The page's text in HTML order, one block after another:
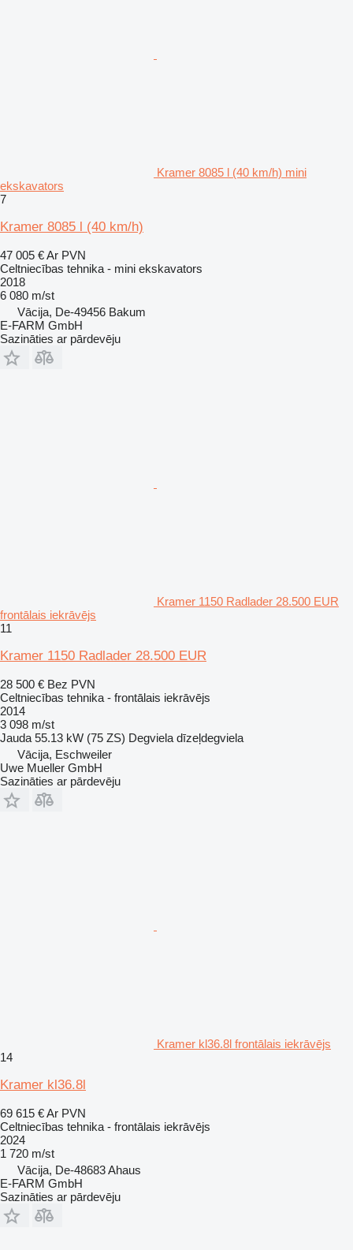
Kramer 8085 l (40 km/h) mini
ekskavators
7
Kramer 8085 l (40 km/h)
47 005 €Ar PVN
Celtniecības tehnika - mini ekskavators
2018
6 080 m/st
Vācija, De-49456 Bakum
E-FARM GmbH
Sazināties ar pārdevēju
Kramer 1150 Radlader 28.500 EUR
frontālais iekrāvējs
11
Kramer 1150 Radlader 28.500 EUR
28 500 € Bez PVN
Celtniecības tehnika - frontālais iekrāvējs
2014
3 098 m/st
Jauda 55.13 kW (75 ZS) Degviela dīzeļdegviela
Vācija, Eschweiler
Uwe Mueller GmbH
Sazināties ar pārdevēju
Kramer kl36.8l frontālais iekrāvējs
14
Kramer kl36.8l
69 615 €Ar PVN
Celtniecības tehnika - frontālais iekrāvējs
2024
1 720 m/st
Vācija, De-48683 Ahaus
E-FARM GmbH
Sazināties ar pārdevēju